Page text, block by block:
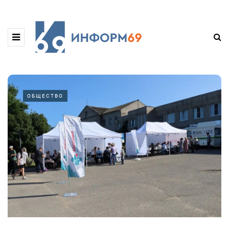
ОБЩЕСТВО